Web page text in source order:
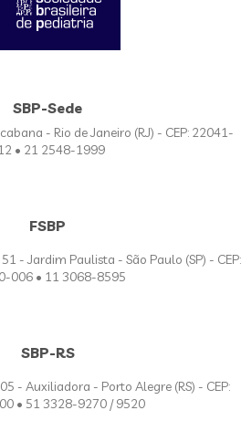
SBP-Sede
- Rio de Janeiro (RJ) - CEP: 22041-
• 21 2548-1999
FSBP
- Jardim Paulista - São Paulo (SP) - CEP:
006 • 11 3068-8595
SBP-RS
- Auxiliadora - Porto Alegre (RS) - CEP:
• 51 3328-9270 / 9520